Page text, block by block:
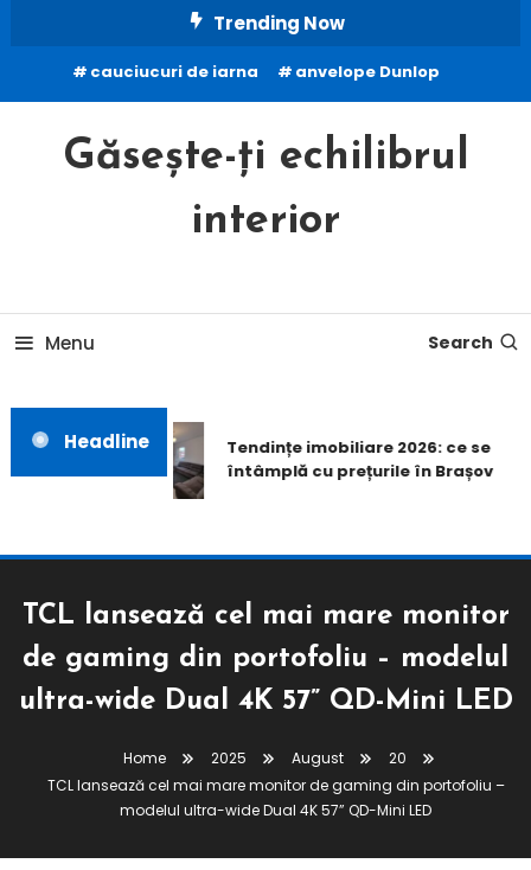
Content
Trending Now
cauciucuri de iarna anvelope Dunlop
Găsește-ți echilibrul
interior
Menu Search
Headline
Tendințe imobiliare 2026: ce se
întâmplă cu prețurile în Brașov
TCL lansează cel mai mare monitor
de gaming din portofoliu – modelul
ultra-wide Dual 4K 57” QD-Mini LED
Home 2025 August
20
TCL lansează cel mai mare monitor de gaming din portofoliu –
modelul ultra-wide Dual 4K 57” QD-Mini LED